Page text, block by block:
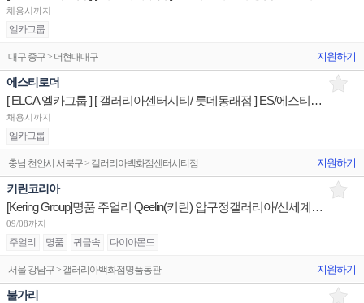
채용시까지
엘카그룹
대구 중구 > 더현대대구 지원하기
에스티로더
[ ELCA 엘카그룹 ] [ 갤러리아센터시티/ 롯데동래점 ] ES/에스티로더 상품/진열/지원 매장판매사원
채용시까지
엘카그룹
충남 천안시 서북구 > 갤러리아백화점센터시티점 지원하기
키린코리아
[Kering Group]명품 주얼리 Qeelin(키린) 압구정갤러리아/신세계본점 1년 이상 계약직 채용
09/08까지
주얼리 명품 귀금속 다이아몬드
서울 강남구 > 갤러리아백화점명품동관 지원하기
불가리